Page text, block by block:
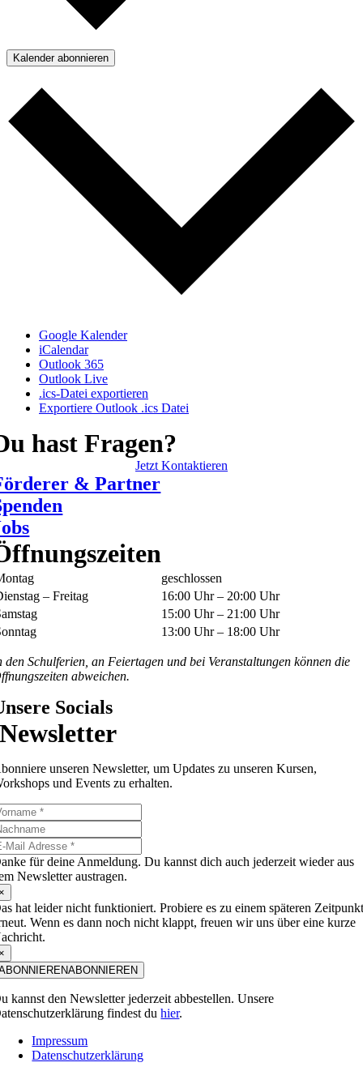
Kalender abonnieren
Google Kalender
iCalendar
Outlook 365
Outlook Live
.ics-Datei exportieren
Exportiere Outlook .ics Datei
hast Fragen?
Jetzt Kontaktieren
& Partner
geschlossen
– Freitag
16:00 Uhr – 20:00 Uhr
15:00 Uhr – 21:00 Uhr
13:00 Uhr – 18:00 Uhr
den Schulferien, an Feiertagen und bei Veranstaltungen können die
abweichen.
Socials
Newsletter
unseren Newsletter, um Updates zu unseren Kursen,
und Events zu erhalten.
für deine Anmeldung. Du kannst dich auch jederzeit wieder aus
Newsletter austragen.
hat leider nicht funktioniert. Probiere es zu einem späteren
Wenn es dann noch nicht klappt, freuen wir uns über eine kurze
ABONNIEREN
kannst den Newsletter jederzeit abbestellen. Unsere
findest duhier.
Impressum
Datenschutzerklärung